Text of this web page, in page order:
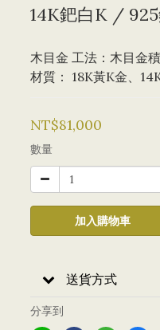
14K鈀白K /
木目金 工法：木目金
材質： 18K黃K金、
NT$81,000
數量
加入購物車
送貨方式
分享到